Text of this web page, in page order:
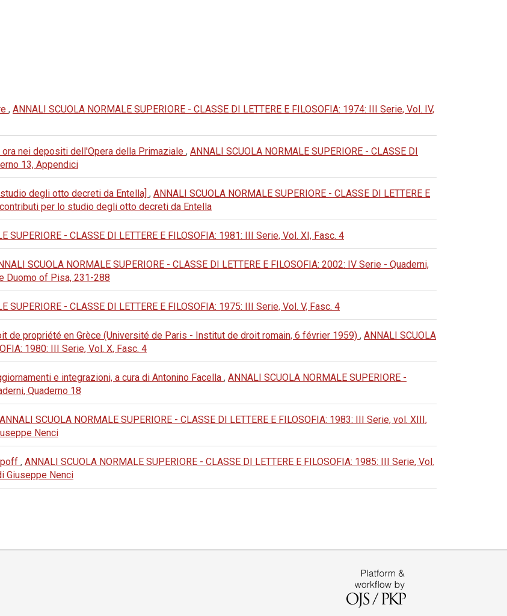
, ANNALI SCUOLA NORMALE SUPERIORE - CLASSE DI LETTERE E FILOSOFIA: 1974: III Serie, Vol. IV,
nei depositi dell'Opera della Primaziale , ANNALI SCUOLA NORMALE SUPERIORE - CLASSE DI
13, Appendici
degli otto decreti da Entella] , ANNALI SCUOLA NORMALE SUPERIORE - CLASSE DI LETTERE E
per lo studio degli otto decreti da Entella
SUPERIORE - CLASSE DI LETTERE E FILOSOFIA: 1981: III Serie, Vol. XI, Fasc. 4
SCUOLA NORMALE SUPERIORE - CLASSE DI LETTERE E FILOSOFIA: 2002: IV Serie - Quaderni,
Duomo of Pisa, 231-288
SUPERIORE - CLASSE DI LETTERE E FILOSOFIA: 1975: III Serie, Vol. V, Fasc. 4
de propriété en Grèce (Université de Paris - Institut de droit romain, 6 février 1959) , ANNALI SCUOLA
1980: III Serie, Vol. X, Fasc. 4
e integrazioni, a cura di Antonino Facella , ANNALI SCUOLA NORMALE SUPERIORE -
Quaderno 18
ANNALI SCUOLA NORMALE SUPERIORE - CLASSE DI LETTERE E FILOSOFIA: 1983: III Serie, vol. XIII,
Nenci
, ANNALI SCUOLA NORMALE SUPERIORE - CLASSE DI LETTERE E FILOSOFIA: 1985: III Serie, Vol.
Giuseppe Nenci